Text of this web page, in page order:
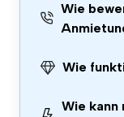
Wie
Wie
Wie kann